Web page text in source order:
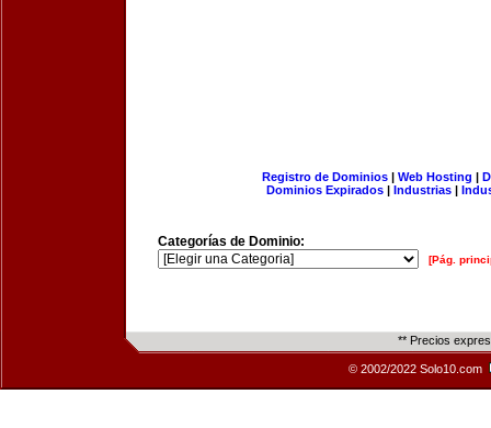
Registro de Dominios| Web Hosting |
Dominios Expirados | Industrias |
Categorías de Dominio:
[Pág.
** Precios
© 2002/2022 Solo10.com